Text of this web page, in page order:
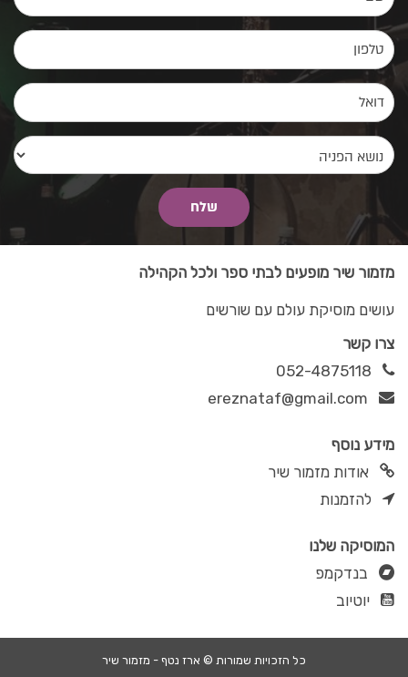
מזמור שיר מופעים לבתי ספר ולכל הקהילה
עושים מוסיקת עולם עם שורשים
צרו קשר
052-4875118
ereznataf@gmail.com
מידע נוסף
אודות מזמור שיר
להזמנות
המוסיקה שלנו
בנדקמפ
יוטיוב
כל הזכויות שמורות © ארז נטף - מזמור שיר